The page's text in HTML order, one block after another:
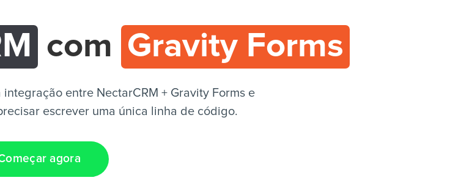
com Gravity Forms
entre NectarCRM + Gravity Forms e
escrever uma única linha de código.
agora